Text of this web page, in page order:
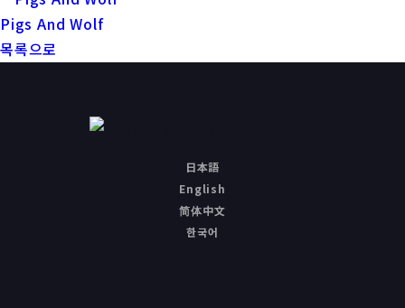
Pigs And Wolf
목록으로
日本語
English
简体中文
한국어